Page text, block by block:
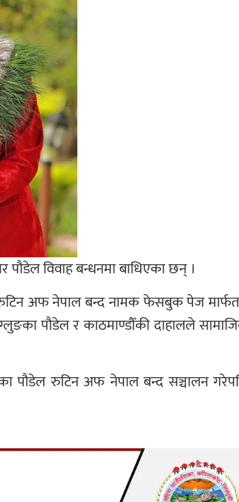
पौडेल विवाह बन्धनमा बाधिएका छन् ।
अफ नेपाल बन्द नामक फेसबुक पेज
पौडेल र काठमाण्डौँकी दाहालले
पौडेल रुटिन अफ नेपाल बन्द सञ्चालन